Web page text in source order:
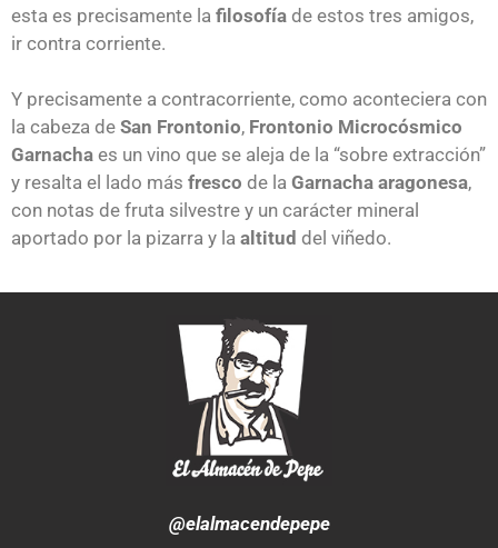
esta es precisamente la filosofía de estos tres amigos,
ir contra corriente.
Y precisamente a contracorriente, como aconteciera con
la cabeza de San Frontonio, Frontonio Microcósmico
Garnacha es un vino que se aleja de la “sobre extracción”
y resalta el lado más fresco de la Garnacha aragonesa,
con notas de fruta silvestre y un carácter mineral
aportado por la pizarra y la altitud del viñedo.
@elalmacendepepe